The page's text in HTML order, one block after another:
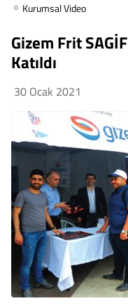
Kurumsal Video
Gizem Frit
Katıldı
30 Ocak 2021